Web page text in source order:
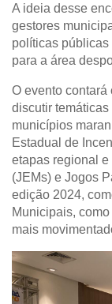
A ideia desse
gestores
políticas públicas
para a área
O evento contará
discutir
municípios
Estadual de
etapas regional
(JEMs) e Jogos
edição 2024,
Municipais,
mais